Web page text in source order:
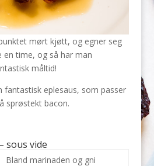
mørt kjøtt, og egner seg
en time, og så har man
måltid!
fantastisk eplesaus, som passer
sprøstekt bacon.
sous vide
Bland marinaden og gni